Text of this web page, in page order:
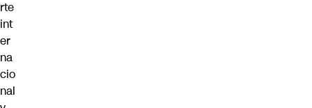
rte
int
er
na
cio
nal